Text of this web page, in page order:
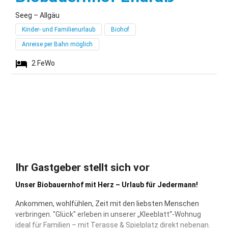
Seeg – Allgäu
Kinder- und Familienurlaub Biohof
Anreise per Bahn möglich
2 FeWo
Ihr Gastgeber stellt sich vor
Unser Biobauernhof mit Herz – Urlaub für Jedermann!
Ankommen, wohlfühlen, Zeit mit den liebsten Menschen
verbringen. "Glück" erleben in unserer „Kleeblatt“-Wohnug
ideal für Familien – mit Terasse & Spielplatz direkt nebenan.